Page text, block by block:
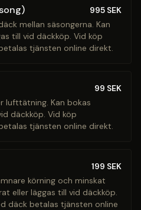
995 SEK
mellan säsongerna. Kan
till vid däckköp. Vid köp
tjänsten online direkt.
99 SEK
lufttätning. Kan bokas
däckköp. Vid köp
tjänsten online direkt.
199 SEK
körning och minskat
eller läggas till vid däckköp.
däck betalas tjänsten online